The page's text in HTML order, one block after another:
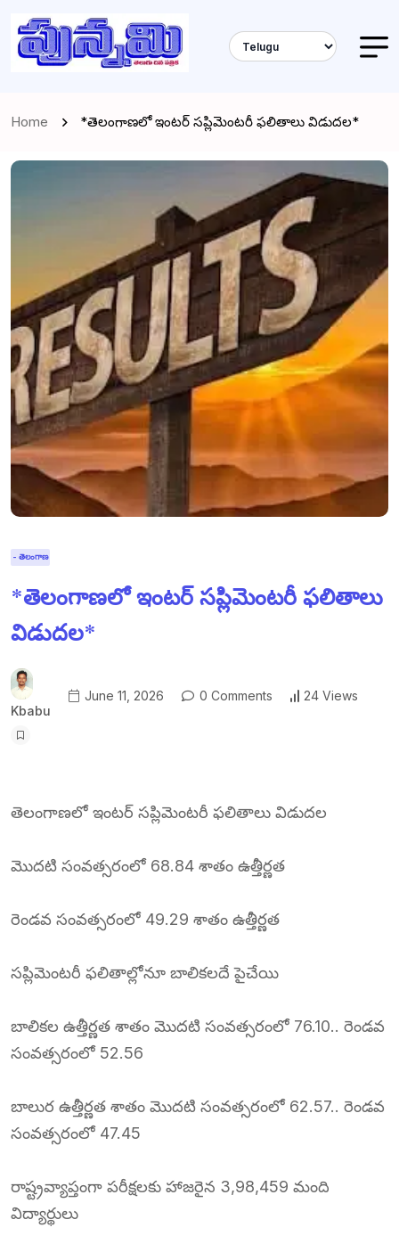
Home *తెలంగాణలో ఇంటర్ సప్లిమెంటరీ ఫలితాలు విడుదల*
- తెలంగాణ
*తెలంగాణలో ఇంటర్ సప్లిమెంటరీ ఫలితాలు
విడుదల*
Kbabu
June 11, 2026 0 Comments 24 Views
తెలంగాణలో ఇంటర్ సప్లిమెంటరీ ఫలితాలు విడుదల
మొదటి సంవత్సరంలో 68.84 శాతం ఉత్తీర్ణత
రెండవ సంవత్సరంలో 49.29 శాతం ఉత్తీర్ణత
సప్లిమెంటరీ ఫలితాల్లోనూ బాలికలదే పైచేయి
బాలికల ఉత్తీర్ణత శాతం మొదటి సంవత్సరంలో 76.10.. రెండవ
సంవత్సరంలో 52.56
బాలుర ఉత్తీర్ణత శాతం మొదటి సంవత్సరంలో 62.57.. రెండవ
సంవత్సరంలో 47.45
రాష్ట్రవ్యాప్తంగా పరీక్షలకు హాజరైన 3,98,459 మంది
విద్యార్థులు